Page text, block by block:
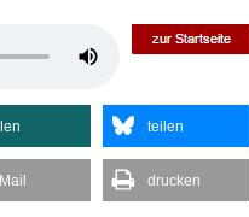
Pfeiltasten
benutzen,
um
teilen
drucken